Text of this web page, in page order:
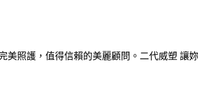
照護，值得信賴的美麗顧問。二代威塑 讓